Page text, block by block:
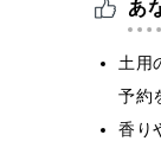
あ
土用
予約
香り